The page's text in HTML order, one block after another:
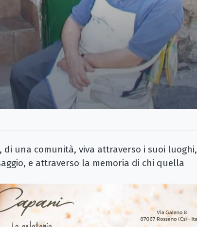
una comunità, viva attraverso i suoi luoghi,
e attraverso la memoria di chi quella